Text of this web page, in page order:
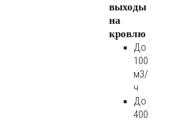
выходы
на
кровлю
До
100
м3/
ч
До
400